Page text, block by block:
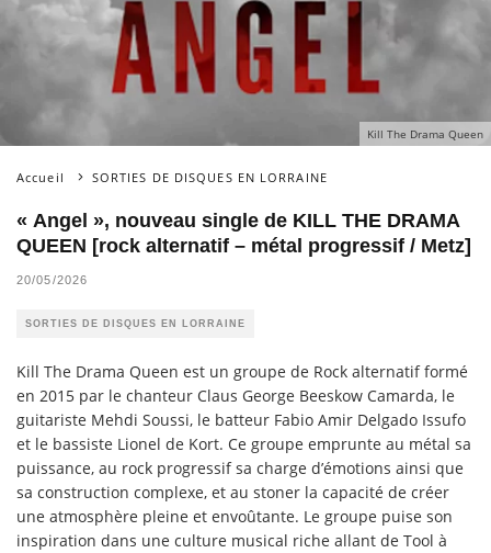
Kill The Drama Queen
Accueil SORTIES DE DISQUES EN LORRAINE
« Angel », nouveau single de KILL THE DRAMA
QUEEN [rock alternatif – métal progressif / Metz]
20/05/2026
SORTIES DE DISQUES EN LORRAINE
Kill The Drama Queen est un groupe de Rock alternatif formé
en 2015 par le chanteur Claus George Beeskow Camarda, le
guitariste Mehdi Soussi, le batteur Fabio Amir Delgado Issufo
et le bassiste Lionel de Kort. Ce groupe emprunte au métal sa
puissance, au rock progressif sa charge d’émotions ainsi que
sa construction complexe, et au stoner la capacité de créer
une atmosphère pleine et envoûtante. Le groupe puise son
inspiration dans une culture musical riche allant de Tool à